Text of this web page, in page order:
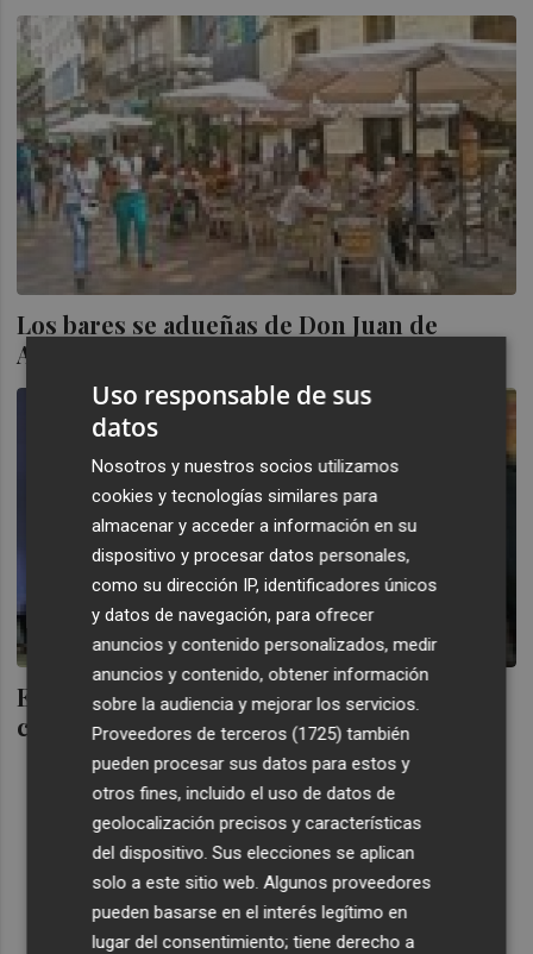
Los bares se adueñas de Don Juan de
Austria y la moda de Jorge Juan
El sector del mueble prevé nuevos ERE y
concursos de acreedores en este año
Uso responsable de sus
datos
Nosotros y nuestros socios utilizamos
cookies y tecnologías similares para
almacenar y acceder a información en su
dispositivo y procesar datos personales,
como su dirección IP, identificadores únicos
y datos de navegación, para ofrecer
anuncios y contenido personalizados, medir
anuncios y contenido, obtener información
sobre la audiencia y mejorar los servicios.
Proveedores de terceros (1725) también
pueden procesar sus datos para estos y
otros fines, incluido el uso de datos de
geolocalización precisos y características
del dispositivo. Sus elecciones se aplican
solo a este sitio web. Algunos proveedores
pueden basarse en el interés legítimo en
lugar del consentimiento; tiene derecho a